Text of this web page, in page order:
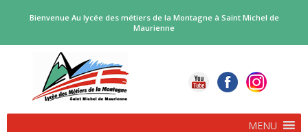
Bienvenue Au lycée des métiers de la Montagne à Saint Michel de
Maurienne
MENU